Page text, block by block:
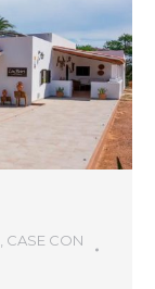
CASE CON